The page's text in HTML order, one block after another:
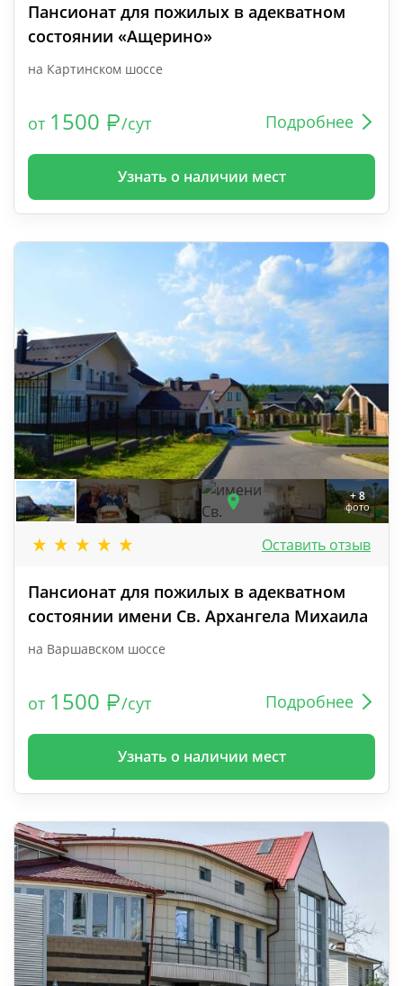
Пансионат для пожилых в адекватном
состоянии «Ащерино»
на Картинском шоссе
от 1500 /сут Подробнее
Узнать о наличии мест
+ 8
фото
Оставить отзыв
Пансионат для пожилых в адекватном
состоянии имени Св. Архангела Михаила
на Варшавском шоссе
от 1500 /сут Подробнее
Узнать о наличии мест